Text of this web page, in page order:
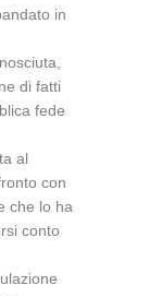
in
di fatti
fede
al
con
che lo ha
conto